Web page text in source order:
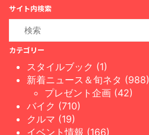
サイト内検索
カテゴリー
スタイルブック (1)
新着ニュース＆旬ネタ (988)
プレゼント企画 (42)
バイク (710)
クルマ (19)
イベント情報 (166)